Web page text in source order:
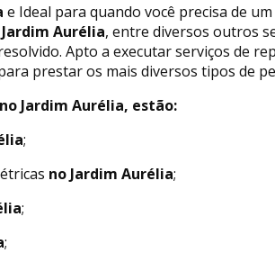
e Ideal para quando você precisa de
Aurélia, entre diversos outros
Apto a executar serviços de
prestar os mais diversos tipos de
Jardim Aurélia, estão:
;
no Jardim Aurélia;
;
;